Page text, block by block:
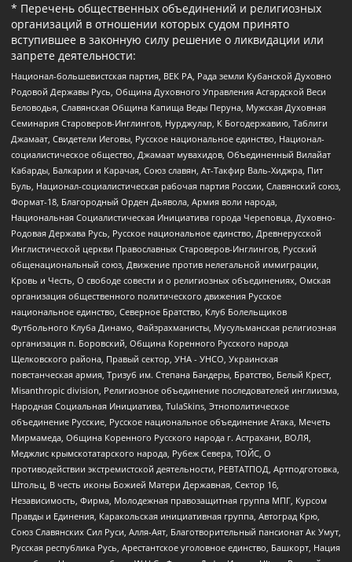
* Перечень общественных объединений и религиозных
организаций в отношении которых судом принято
вступившее в законную силу решение о ликвидации или
запрете деятельности:
Национал-большевистская партия, ВЕК РА, Рада земли Кубанской Духовно
Родовой Державы Русь, Община Духовного Управления Асгардской Веси
Беловодья, Славянская Община Капища Веды Перуна, Мужская Духовная
Семинария Староверов-Инглингов, Нурджулар, К Богодержавию, Таблиги
Джамаат, Свидетели Иеговы, Русское национальное единство, Национал-
социалистическое общество, Джамаат мувахидов, Объединенный Вилайат
Кабарды, Балкарии и Карачая, Союз славян, Ат-Такфир Валь-Хиджра, Пит
Буль, Национал-социалистическая рабочая партия России, Славянский союз,
Формат-18, Благородный Орден Дьявола, Армия воли народа,
Национальная Социалистическая Инициатива города Череповца, Духовно-
Родовая Держава Русь, Русское национальное единство, Древнерусской
Инглистической церкви Православных Староверов-Инглингов, Русский
общенациональный союз, Движение против нелегальной иммиграции,
Кровь и Честь, О свободе совести и о религиозных объединениях, Омская
организация общественного политического движения Русское
национальное единство, Северное Братство, Клуб Болельщиков
Футбольного Клуба Динамо, Файзрахманисты, Мусульманская религиозная
организация п. Боровский, Община Коренного Русского народа
Щелковского района, Правый сектор, УНА - УНСО, Украинская
повстанческая армия, Тризуб им. Степана Бандеры, Братство, Белый Крест,
Misanthropic division, Религиозное объединение последователей инглиизма,
Народная Социальная Инициатива, TulaSkins, Этнополитическое
объединение Русские, Русское национальное объединение Атака, Мечеть
Мирмамеда, Община Коренного Русского народа г. Астрахани, ВОЛЯ,
Меджлис крымскотатарского народа, Рубеж Севера, ТОЙС, О
противодействии экстремистской деятельности, РЕВТАТПОД, Артподготовка,
Штольц, В честь иконы Божией Матери Державная, Сектор 16,
Независимость, Фирма, Молодежная правозащитная группа МПГ, Курсом
Правды и Единения, Каракольская инициативная группа, Автоград Крю,
Союз Славянских Сил Руси, Алля-Аят, Благотворительный пансионат Ак Умут,
Русская республика Русь, Арестантское уголовное единство, Башкорт, Нация